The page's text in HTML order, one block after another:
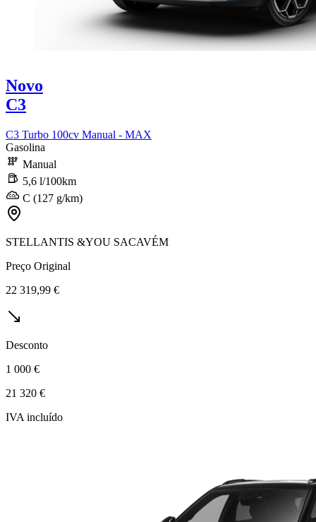
Novo
C3
C3 Turbo 100cv Manual - MAX
Gasolina
Manual
5,6 l/100km
C (127 g/km)
STELLANTIS &YOU SACAVÉM
Preço Original
22 319,99 €
Desconto
1 000 €
21 320 €
IVA incluído